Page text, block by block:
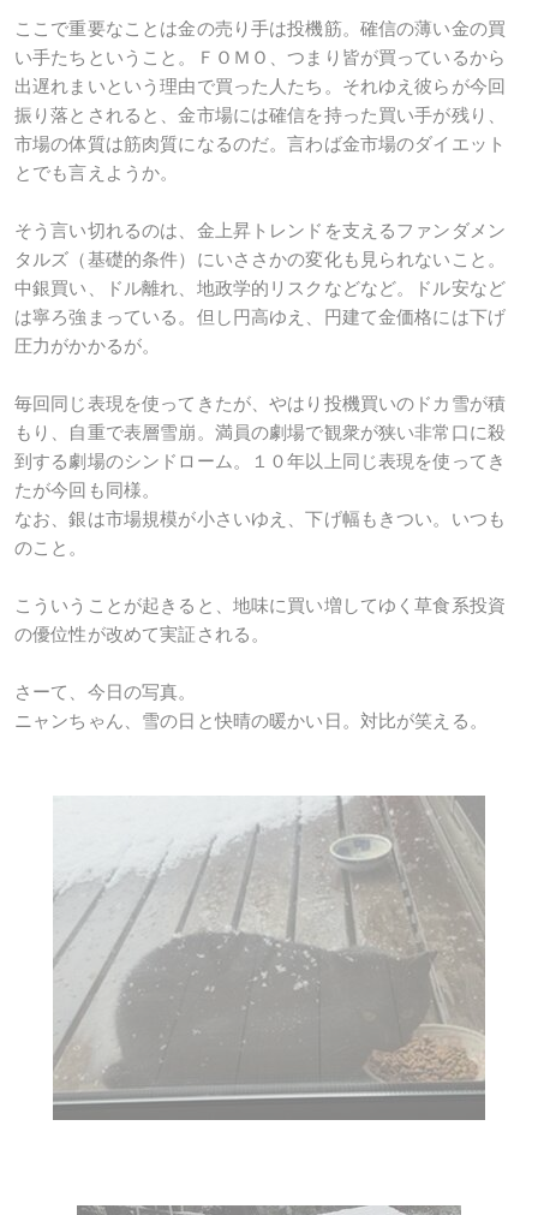
ここで重要なことは金の売り手は投機筋。確信の薄い金の買
い手たちということ。ＦＯＭＯ、つまり皆が買っているから
出遅れまいという理由で買った人たち。それゆえ彼らが今回
振り落とされると、金市場には確信を持った買い手が残り、
市場の体質は筋肉質になるのだ。言わば金市場のダイエット
とでも言えようか。
そう言い切れるのは、金上昇トレンドを支えるファンダメン
タルズ（基礎的条件）にいささかの変化も見られないこと。
中銀買い、ドル離れ、地政学的リスクなどなど。ドル安など
は寧ろ強まっている。但し円高ゆえ、円建て金価格には下げ
圧力がかかるが。
毎回同じ表現を使ってきたが、やはり投機買いのドカ雪が積
もり、自重で表層雪崩。満員の劇場で観衆が狭い非常口に殺
到する劇場のシンドローム。１０年以上同じ表現を使ってき
たが今回も同様。
なお、銀は市場規模が小さいゆえ、下げ幅もきつい。いつも
のこと。
こういうことが起きると、地味に買い増してゆく草食系投資
の優位性が改めて実証される。
さーて、今日の写真。
ニャンちゃん、雪の日と快晴の暖かい日。対比が笑える。